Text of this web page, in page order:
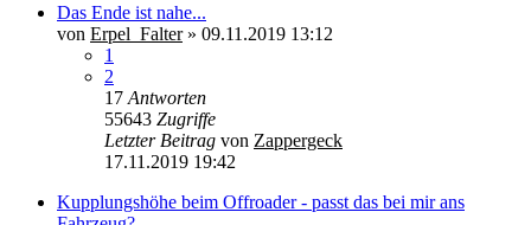
Das Ende ist nahe...
von Erpel_Falter» 09.11.2019 13:12
1
2
17 Antworten
55643 Zugriffe
Letzter Beitrag von Zappergeck
17.11.2019 19:42
Kupplungshöhe beim Offroader - passt das bei mir ans